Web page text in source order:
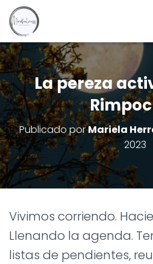
La pereza
Publicado porMariela
2023
Vivimos corriendo.
Llenando la agenda.
listas de pendientes,